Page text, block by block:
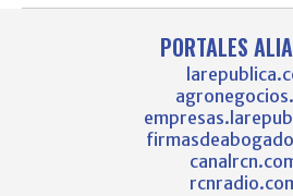
PORTALES